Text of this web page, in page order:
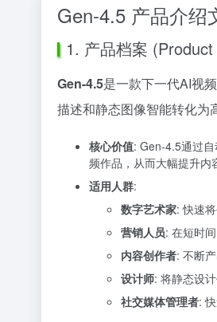
Gen-4.5 产品介绍
1. 产品档案
Gen-4.5是一款下一代AI视
描述和静态图像智能转化为
核心价值: Gen-4.5通过
频作品，从而大幅提升内
适用人群:
数字艺术家: 快速
营销人员: 在短时
内容创作者: 不断
设计师: 将静态设
社交媒体管理者: